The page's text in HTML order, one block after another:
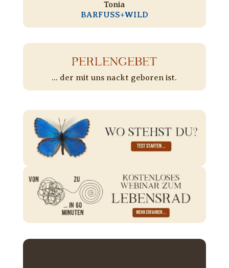
Tonia
BARFUSS+WILD
PERLENGEBET
... der mit uns nackt geboren ist.